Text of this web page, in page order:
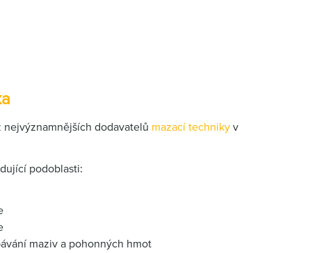
nejvýznamnějších dodavatelů mazací techniky v
podoblasti:
maziv a pohonných hmot